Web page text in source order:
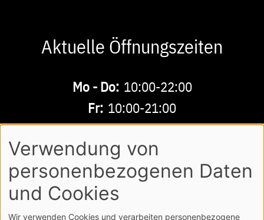
Aktuelle Öffnungszeiten
Mo - Do: 10:00-22:00
Fr: 10:00-21:00
Sa - So:10:00-18:00
Footer
AGB DATENSCHUTZ IMPRESSUM
LOGIN
Verwendung von
personenbezogenen Daten
und Cookies
Wir verwenden Cookies und verarbeiten personenbezogene